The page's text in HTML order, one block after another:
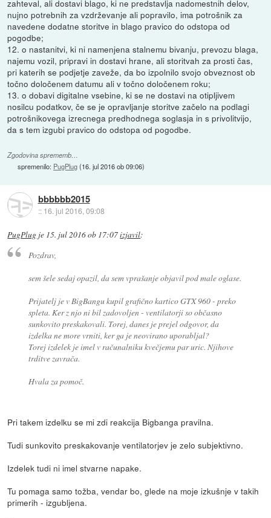
zahteval, ali dostavi blago, ki ne predstavlja nadomestnih delov,
nujno potrebnih za vzdrževanje ali popravilo, ima potrošnik za
navedene dodatne storitve in blago pravico do odstopa od
pogodbe;
12. o nastanitvi, ki ni namenjena stalnemu bivanju, prevozu blaga,
najemu vozil, pripravi in dostavi hrane, ali storitvah za prosti čas,
pri katerih se podjetje zaveže, da bo izpolnilo svojo obveznost ob
točno določenem datumu ali v točno določenem roku;
13. o dobavi digitalne vsebine, ki se ne dostavi na otipljivem
nosilcu podatkov, če se je opravljanje storitve začelo na podlagi
potrošnikovega izrecnega predhodnega soglasja in s privolitvijo,
da s tem izgubi pravico do odstopa od pogodbe.
Zgodovina sprememb…
spremenilo: PugPlug(16. jul 2016 ob 09:06)
bbbbbb2015
:: 16. jul 2016, 09:08
PugPlug je 15. jul 2016 ob 17:07izjavil:
Pozdrav,
sem šele sedaj opazil, da sem vprašanje objavil pod male oglase.
Prijatelj je v BigBangu kupil grafično kartico GTX 960 - preko
spleta. Ker z njo ni bil zadovoljen - ventilatorji so občasno
sunkovito preskakovali. Torej, danes je prejel odgovor, da
izdelka ne more vrniti, ker ga je neovirano uporabljal?
Torej izdelek je imel v računalniku kvečjemu par uric. Njihove
trditve zavrača.
Hvala za pomoč.
Pri takem izdelku se mi zdi reakcija Bigbanga pravilna.
Tudi sunkovito preskakovanje ventilatorjev je zelo subjektivno.
Izdelek tudi ni imel stvarne napake.
Tu pomaga samo tožba, vendar bo, glede na moje izkušnje v takih
primerih - izgubljena.